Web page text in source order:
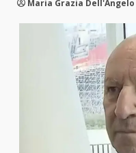
Maria Grazia Dell'Angelo